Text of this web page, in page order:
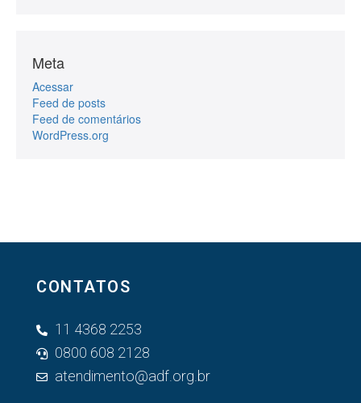
Meta
Acessar
Feed de posts
Feed de comentários
WordPress.org
CONTATOS
11 4368 2253
0800 608 2128
atendimento@adf.org.br